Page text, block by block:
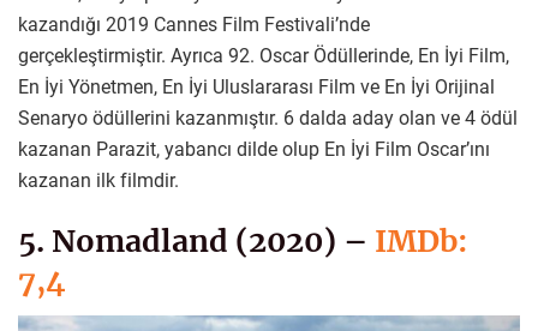
kazandığı 2019 Cannes Film Festivali’nde
gerçekleştirmiştir. Ayrıca 92. Oscar Ödüllerinde, En İyi Film,
En İyi Yönetmen, En İyi Uluslararası Film ve En İyi Orijinal
Senaryo ödüllerini kazanmıştır. 6 dalda aday olan ve 4 ödül
kazanan Parazit, yabancı dilde olup En İyi Film Oscar’ını
kazanan ilk filmdir.
5. Nomadland (2020) – IMDb:
7,4